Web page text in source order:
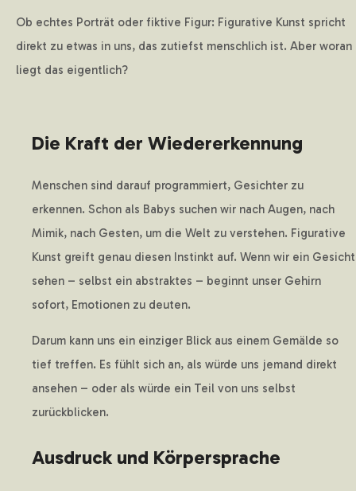
Ob echtes Porträt oder fiktive Figur: Figurative Kunst spricht
direkt zu etwas in uns, das zutiefst menschlich ist. Aber woran
liegt das eigentlich?
Die Kraft der Wiedererkennung
Menschen sind darauf programmiert, Gesichter zu
erkennen. Schon als Babys suchen wir nach Augen, nach
Mimik, nach Gesten, um die Welt zu verstehen. Figurative
Kunst greift genau diesen Instinkt auf. Wenn wir ein Gesicht
sehen – selbst ein abstraktes – beginnt unser Gehirn
sofort, Emotionen zu deuten.
Darum kann uns ein einziger Blick aus einem Gemälde so
tief treffen. Es fühlt sich an, als würde uns jemand direkt
ansehen – oder als würde ein Teil von uns selbst
zurückblicken.
Ausdruck und Körpersprache